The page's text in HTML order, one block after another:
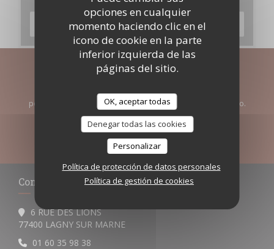
opciones en cualquier
momento haciendo clic en el
icono de cookie en la parte
inferior izquierda de las
páginas del sitio.
OK, aceptar todas
Denegar todas las cookies
Personalizar
Política de protección de datos personales
Política de gestión de cookies
DESCUBRIR NUESTRA CARTA
Manténgase al día
Suscríbase a nuestro boletín para recibir comunicaciones
personalizadas y ofertas de marketing por correo electrónico.
SUSCRIBIRSE
Contacto
6 RUE DES LIONS
77400 LAGNY SUR MARNE((abre en una nueva ventana))
01 60 35 98 38